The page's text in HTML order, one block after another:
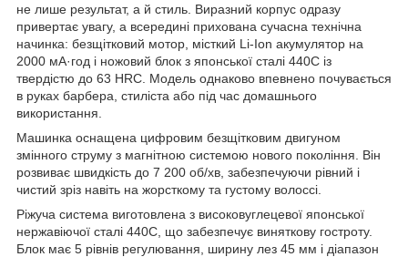
не лише результат, а й стиль. Виразний корпус одразу
привертає увагу, а всередині прихована сучасна технічна
начинка: безщітковий мотор, місткий Li-Ion акумулятор на
2000 мА·год і ножовий блок з японської сталі 440C із
твердістю до 63 HRC. Модель однаково впевнено почувається
в руках барбера, стиліста або під час домашнього
використання.
Машинка оснащена цифровим безщітковим двигуном
змінного струму з магнітною системою нового покоління. Він
розвиває швидкість до 7 200 об/хв, забезпечуючи рівний і
чистий зріз навіть на жорсткому та густому волоссі.
Ріжуча система виготовлена з високовуглецевої японської
нержавіючої сталі 440C, що забезпечує виняткову гостроту.
Блок має 5 рівнів регулювання, ширину лез 45 мм і діапазон